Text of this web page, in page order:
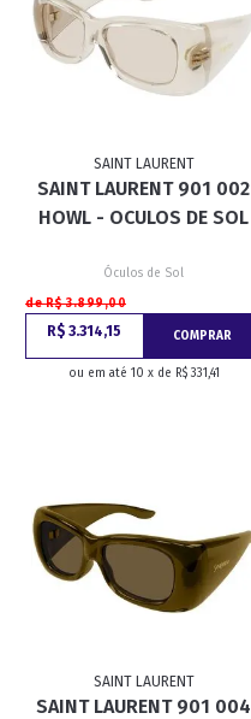
SAINT LAURENT
SAINT LAURENT 901 002
HOWL - OCULOS DE SOL
Óculos de Sol
de R$ 3.899,00
R$ 3.314,15 COMPRAR
ou em até 10 x de R$ 331,41
SAINT LAURENT
SAINT LAURENT 901 004